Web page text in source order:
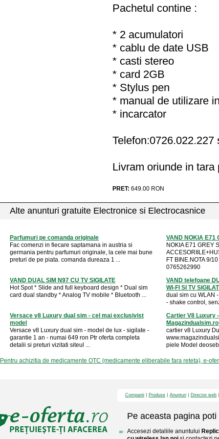
Pachetul contine :
* 2 acumulatori
* cablu de date USB
* casti stereo
* card 2GB
* Stylus pen
* manual de utilizare
* incarcator
Telefon:0726.022.227
Livram oriunde in tara
PRET: 649.00 RON
Alte anunturi gratuite Electronice si Electrocasnice
Parfumuri pe comanda originale
Fac comenzi in fiecare saptamana in austria si
germania pentru parfumuri originale, la cele mai bune
preturi de pe piata. comanda dureaza 1 ...
VAND NOKIA E71
NOKIA E71 GREY
FT BINE.NOTA 9/
0765262990
VAND DUAL SIM N97 CU TV SIGILATE
Hot Spot * Slide and full keyboard design * Dual sim
card dual standby * Analog TV mobile * Bluetooth ...
VAND telefoane
WI-FI SI TV
dual sim cu WLAN
- shake control,
Versace v8 Luxury dual sim - cel mai exclusivist
model
Versace v8 Luxury dual sim - model de lux - sigilate -
garantie 1 an - numai 649 ron Ptr oferta completa
detalii si preturi vizitati siteul ...
Cartier V8 Luxury
Magazindualsim.ro
cartier v8 Luxury
piele Model
Pentru achizitia de medicamente OTC (medicamente eliberabile fara reteta), e-
Companii Produse Anunturi Director web
Pe aceasta pagina poti
Accesezi detaliile anuntului